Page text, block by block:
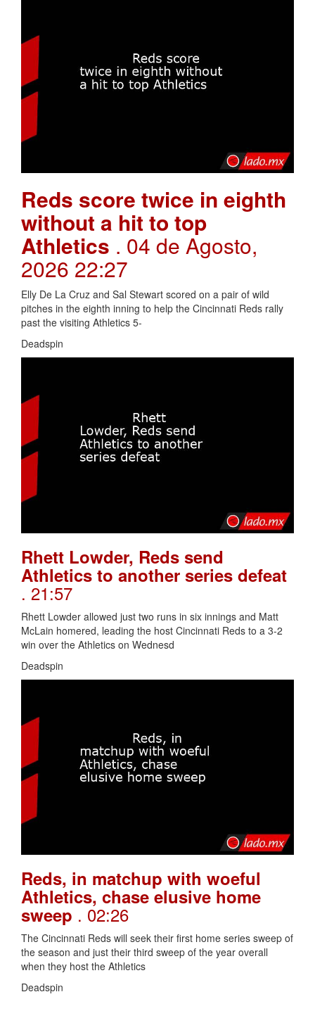
Reds score twice in eighth
without a hit to top
Athletics . 04 de Agosto,
2026 22:27
Elly De La Cruz and Sal Stewart scored on a pair of wild
pitches in the eighth inning to help the Cincinnati Reds rally
past the visiting Athletics 5-
Deadspin
Rhett Lowder, Reds send
Athletics to another series defeat
. 21:57
Rhett Lowder allowed just two runs in six innings and Matt
McLain homered, leading the host Cincinnati Reds to a 3-2
win over the Athletics on Wednesd
Deadspin
Reds, in matchup with woeful
Athletics, chase elusive home
sweep . 02:26
The Cincinnati Reds will seek their first home series sweep of
the season and just their third sweep of the year overall
when they host the Athletics
Deadspin